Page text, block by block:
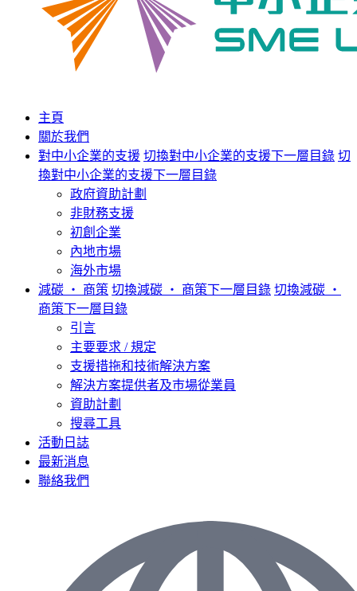
主頁
關於我們
對中小企業的支援 切換對中小企業的支援下一層目錄 切
換對中小企業的支援下一層目錄
政府資助計劃
非財務支援
初創企業
內地市場
海外市場
減碳 ‧ 商策 切換減碳 ‧ 商策下一層目錄 切換減碳 ‧
商策下一層目錄
引言
主要要求 / 規定
支援措拖和技術解決方案
解決方案提供者及巿場從業員
資助計劃
搜尋工具
活動日誌
最新消息
聯絡我們